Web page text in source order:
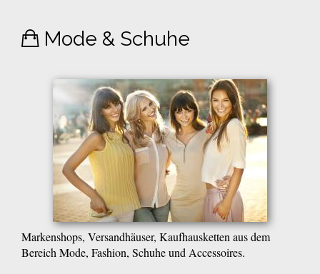
Mode & Schuhe
Markenshops, Versandhäuser, Kaufhausketten aus dem
Bereich Mode, Fashion, Schuhe und Accessoires.